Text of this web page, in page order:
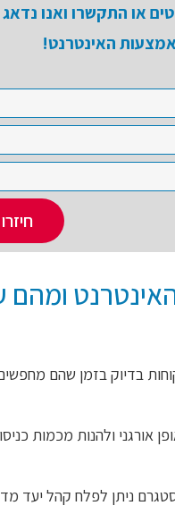
או התקשרו ואנו
האינטרנט!
ומהם
בדיוק בזמן שהם
אורגני ולהנות מכמות
ניתן לפלח קהל יעד